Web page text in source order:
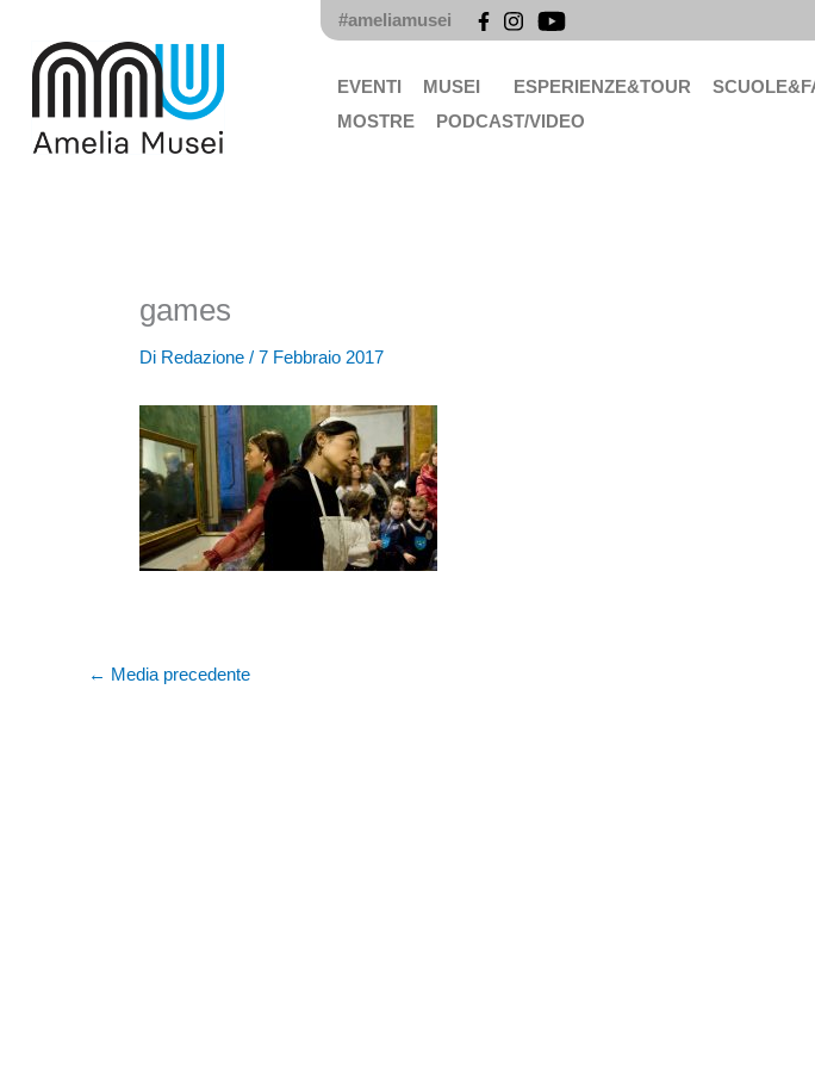
contenuto
#ameliamusei
EVENTI MUSEI ESPERIENZE&TOUR
MOSTRE
PODCAST/VIDEO
games
Di Redazione / 7 Febbraio 2017
← Media precedente